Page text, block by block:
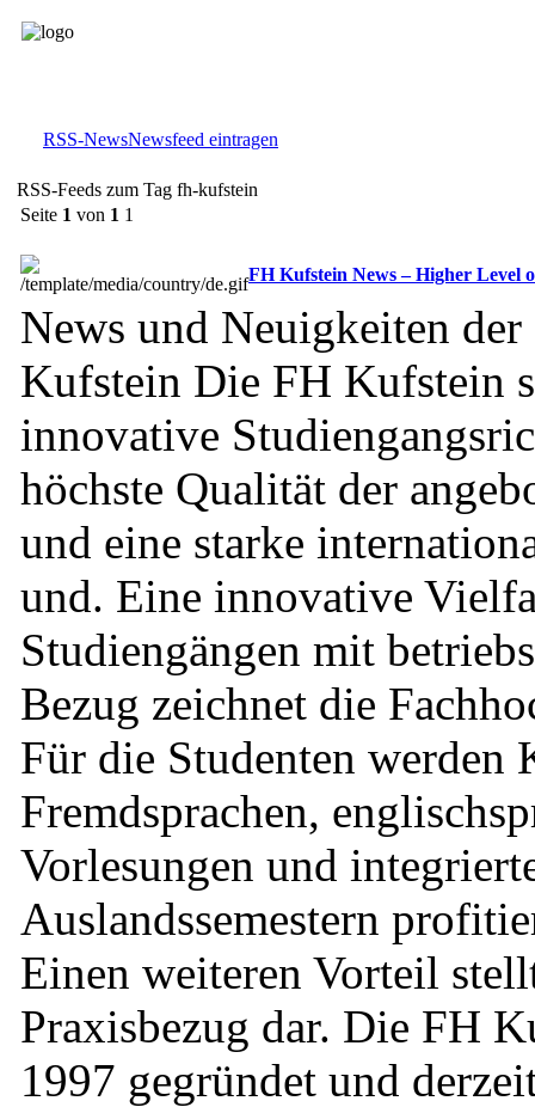
RSS-NewsNewsfeed eintragen
RSS-Feeds zum Tag fh-kufstein
Seite 1 von 1 1
FH Kufstein News – Higher Level
News und Neuigkeiten der
Kufstein Die FH Kufstein
innovative
höchste Qualität der
und eine starke
und. Eine innovative
Studiengängen mit
Bezug zeichnet die
Für die Studenten werden
Fremdsprachen,
Vorlesungen und
Auslandssemestern
Einen weiteren Vorteil
Praxisbezug dar. Die FH
1997 gegründet und